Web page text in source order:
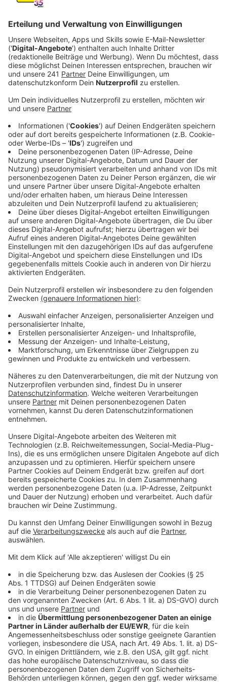
Anzeige
Hauskontrollen in Leverkusen
Anzeige
Seit den frühen Morgenstunden sind über 100 Beamte
im Einsatz, um rund 100 Gebäude im Land zu
kontrollieren. Auch in Leverkusen wird wegen des
Verdachts von Gesetzesverstößen ermittelt. Der
Fokus liegt auf Baumängeln, Verstößen bei
Hygienevorschriften, Schwarzarbeit und
Sozialleistungsmissbrauch. Ministerin Scharrenbach
betont, dass das Versteckspiel von Sozialbetrügern
und kriminelle Machenschaften auf dem Wohnungs-
und Arbeitsmarkt beendet werden sollen.
Anzeige
Großaktion in ganz NRW
Hunderte Durchsuchungen finden in NRW statt. Auch
inDuisburg, Gelsenkirchen, Krefeld und Wuppertalsind
Polizei, Zoll und Gesundheitsamt unterwegs, um
mutmaßliche illegale Strukturen aufzudecken. Neben
Wohnungen werden auch Arbeitgeber kontrolliert.
Welche Wohnungen in Leverkusen genau durchsucht
werden, bleibt vorerst unklar.
Anzeige
Mehr Nachrichten aus Leverkusen
Anzeige
Demo vor Bundestagswahl in Leverkusen
Unfall mit vier beteiligten Autos: Kreuzung gesperrt
Leverkusen: Was flog in die Fenster des Regionalzugs?
Anzeige